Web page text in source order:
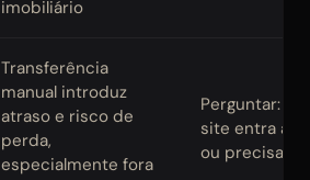
imobiliário
Transferência
manual introduz
atraso e risco de
perda,
especialmente fora
Perguntar:
site entra
ou precisa